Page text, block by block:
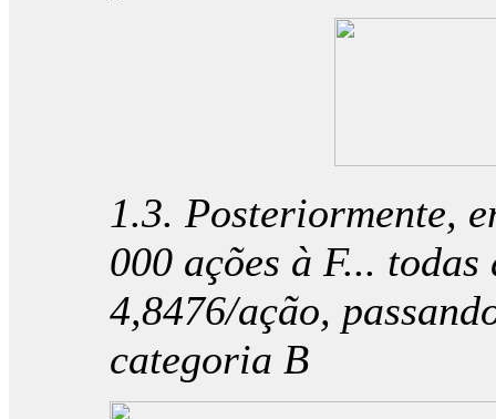
1.3. Posteriormente,
000 ações à F...
4,8476/ação,
categoria B